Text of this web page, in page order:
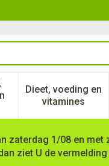
voor
Dieet, voeding en
vitamines
Toon
zaterdag 1/08 en
ziet U de